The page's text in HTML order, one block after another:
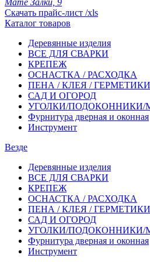
Скачать прайс-лист /xls
Каталог товаров
Деревянные изделия
ВСЕ ДЛЯ СВАРКИ
КРЕПЕЖ
ОСНАСТКА / РАСХОДКА
ПЕНА / КЛЕЯ /
САД И ОГОРОД
УГОЛКИ/ПОДОКОННИКИ/
Фурнитура дверная и оконная
Инструмент
Везде
Деревянные изделия
ВСЕ ДЛЯ СВАРКИ
КРЕПЕЖ
ОСНАСТКА / РАСХОДКА
ПЕНА / КЛЕЯ /
САД И ОГОРОД
УГОЛКИ/ПОДОКОННИКИ/
Фурнитура дверная и оконная
Инструмент